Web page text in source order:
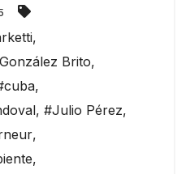
,
Brito,
,
, #Julio Pérez,
,
,